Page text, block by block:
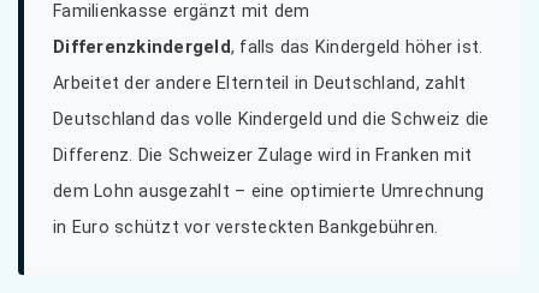
Familienkasse ergänzt mit dem
Differenzkindergeld, falls das Kindergeld höher ist.
Arbeitet der andere Elternteil in Deutschland, zahlt
Deutschland das volle Kindergeld und die Schweiz die
Differenz. Die Schweizer Zulage wird in Franken mit
dem Lohn ausgezahlt – eine optimierte Umrechnung
in Euro schützt vor versteckten Bankgebühren.